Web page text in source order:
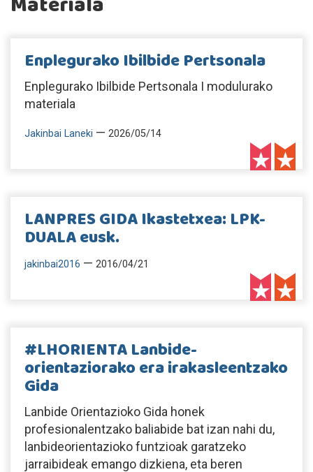
Enplegurako Ibilbide Pertsonala
Enplegurako Ibilbide Pertsonala I modulurako
materiala
Jakinbai Laneki — 2026/05/14
LANPRES GIDA Ikastetxea: LPK-
DUALA eusk.
jakinbai2016 — 2016/04/21
#LHORIENTA Lanbide-
orientaziorako era irakasleentzako
Gida
Lanbide Orientazioko Gida honek
profesionalentzako baliabide bat izan nahi du,
lanbideorientazioko funtzioak garatzeko
jarraibideak emango dizkiena, eta beren